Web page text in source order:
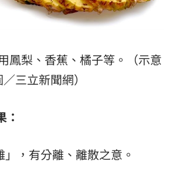
鳳梨、香蕉、橘子等。（示意
三立新聞網）
，有分離、離散之意。